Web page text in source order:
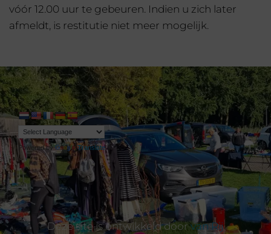
vóór 12.00 uur te gebeuren. Indien u zich later
afmeldt, is restitutie niet meer mogelijk.
Powered by Translate
Deze site is ontwikkeld doorvan Rij